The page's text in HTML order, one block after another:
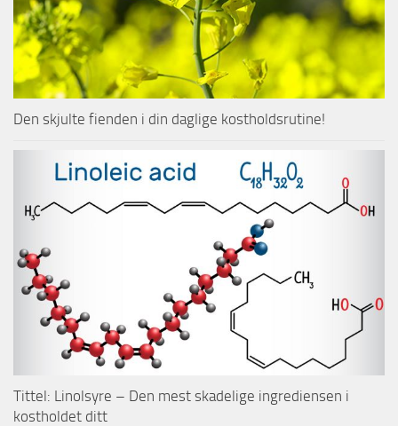
Den skjulte fienden i din daglige kostholdsrutine!
Tittel: Linolsyre – Den mest skadelige ingrediensen i
kostholdet ditt